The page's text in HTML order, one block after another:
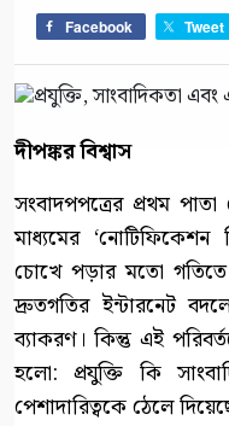
Facebook Tweet
দীপঙ্কর বিশ্বাস
সংবাদপপত্রের প্রথম
মাধ্যমের ‘নোটিফিকেশন
চোখে পড়ার মতো
দ্রুতগতির ইন্টারনেট
ব্যাকরণ। কিন্তু এই
হলো: প্রযুক্তি কি
পেশাদারিত্বকে ঠেলে